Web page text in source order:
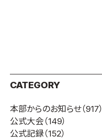
CATEGORY
本部からのお知らせ（917）
公式大会（149）
公式記録（152）